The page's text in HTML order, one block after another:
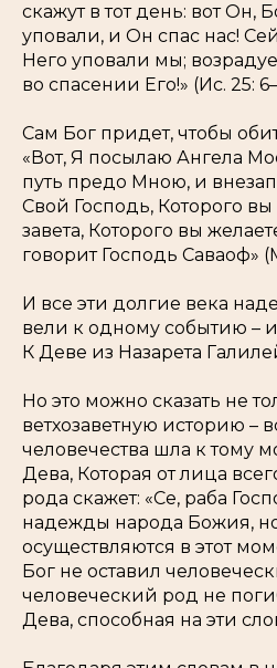
скажут в тот день: вот Он,
уповали, и Он спас нас!
Него уповали мы;
во спасении Его!» (Ис. 25:
Сам Бог придет, чтобы
«Вот, Я посылаю Ангела
путь предо Мною, и
Свой Господь, Которого
завета, Которого вы
говорит Господь Саваоф»
И все эти долгие века
вели к одному событию –
К Деве из Назарета
Но это можно сказать не
ветхозаветную историю –
человечества шла к тому
Дева, Которая от лица
рода скажет: «Се, раба
надежды народа Божия,
осуществляются в этот
Бог не оставил
человеческий род не
Дева, способная на эти